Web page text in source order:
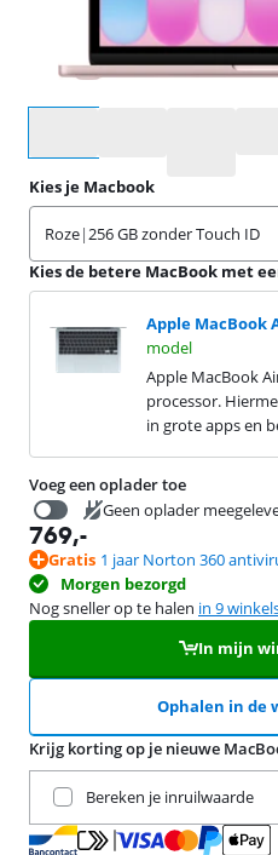
Kies je Macbook
Roze|256 GB zonder Touch ID
Kies de betere MacBook met
Apple MacBook
model
Apple MacBook
processor.
in grote apps en
Voeg een oplader toe
Geen oplader
769,-
Gratis 1 jaar Norton 360
Morgen bezorgd
Nog sneller op te halen in 9
In mijn
Ophalen in de
Krijg korting op je nieuwe
Bereken je inruilwaarde